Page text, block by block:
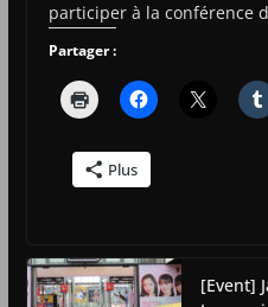
participer à la conférence
Partager :
Plus
[Event]